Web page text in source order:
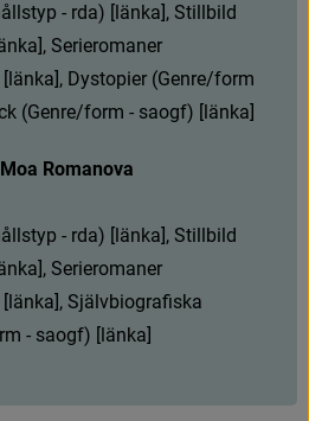
ållstyp - rda) [länka], Stillbild
nka], Serieromaner
[länka], Dystopier (Genre/form
k (Genre/form - saogf) [länka]
Romanova
ållstyp - rda) [länka], Stillbild
nka], Serieromaner
[länka], Självbiografska
rm - saogf) [länka]